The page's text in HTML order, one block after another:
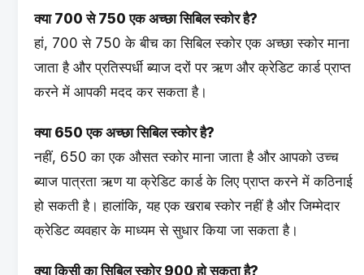
क्या 700 से 750 एक अच्छा सिबिल स्कोर है?
हां, 700 से 750 के बीच का सिबिल स्कोर एक अच्छा स्कोर माना
जाता है और प्रतिस्पर्धी ब्याज दरों पर ऋण और क्रेडिट कार्ड प्राप्त
करने में आपकी मदद कर सकता है।
क्या 650 एक अच्छा सिबिल स्कोर है?
नहीं, 650 का एक औसत स्कोर माना जाता है और आपको उच्च
ब्याज पात्रता ऋण या क्रेडिट कार्ड के लिए प्राप्त करने में कठिनाई
हो सकती है। हालांकि, यह एक खराब स्कोर नहीं है और जिम्मेदार
क्रेडिट व्यवहार के माध्यम से सुधार किया जा सकता है।
क्या किसी का सिबिल स्कोर 900 हो सकता है?